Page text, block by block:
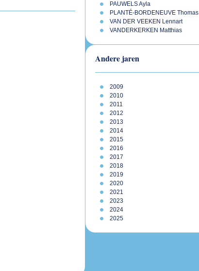
PAUWELS Ayla
PLANTÉ-BORDENEUVE Thomas
VAN DER VEEKEN Lennart
VANDERKERKEN Matthias
Andere jaren
2009
2010
2011
2012
2013
2014
2015
2016
2017
2018
2019
2020
2021
2023
2024
2025